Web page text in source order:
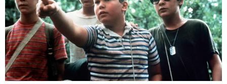
m
b
t
s
m
a